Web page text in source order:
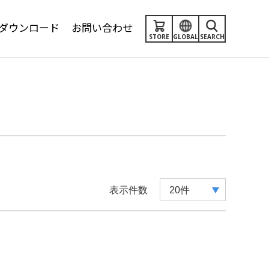
SEARCH
GLOBAL
STORE
ウンロード お問い合わせ
表示件数